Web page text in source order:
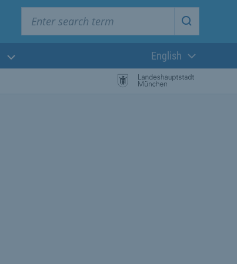
Start
Current
English